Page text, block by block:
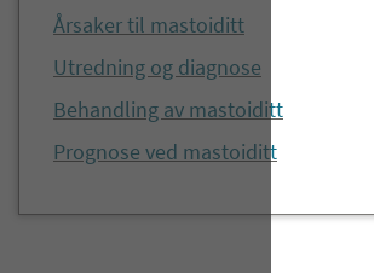
Årsaker til mastoiditt
Utredning og diagnose
Behandling av mastoiditt
Prognose ved mastoiditt